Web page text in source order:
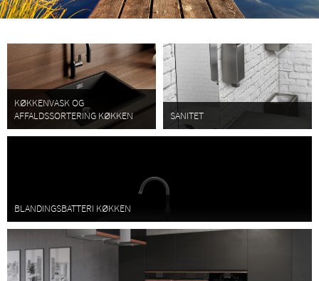
Søg:
KØKKENVASK OG
AFFALDSSORTERING KØKKEN
SANITET
BLANDINGSBATTERI KØKKEN